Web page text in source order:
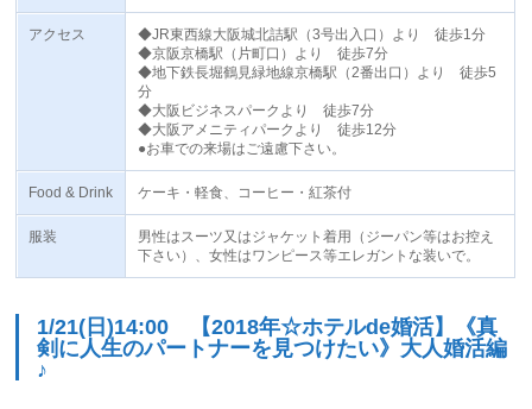
アクセス
◆JR東西線大阪城北詰駅（3号出入口）より 徒歩1分
◆京阪京橋駅（片町口）より 徒歩7分
◆地下鉄長堀鶴見緑地線京橋駅（2番出口）より 徒歩5
分
◆大阪ビジネスパークより 徒歩7分
◆大阪アメニティパークより 徒歩12分
●お車での来場はご遠慮下さい。
Food & Drink ケーキ・軽食、コーヒー・紅茶付
服装
男性はスーツ又はジャケット着用（ジーパン等はお控え
下さい）、女性はワンピース等エレガントな装いで。
1/21(日)14:00 【2018年☆ホテルde婚活】《真
剣に人生のパートナーを見つけたい》大人婚活編
♪